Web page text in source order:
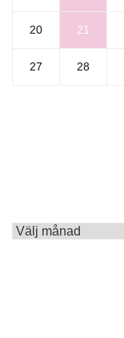
20 21
27 28
Arkiv